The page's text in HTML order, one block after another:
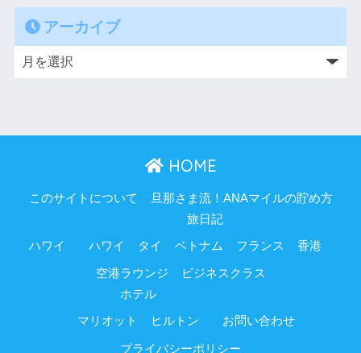
アーカイブ
HOME
このサイトについて 旦那さま流！ANAマイルの貯め方
ハワイ
旅日記
ハワイ タイ ベトナム フランス 香港
空港ラウンジ
ビジネスクラス
ホテル
マリオット ヒルトン お問い合わせ
プライバシーポリシー